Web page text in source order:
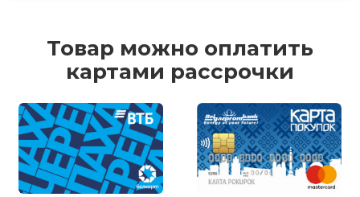
Товар можно оплатить
картами рассрочки